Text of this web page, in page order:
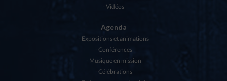
Vidéos
Agenda
Expositions et animations
Conférences
Musique en mission
Célébrations